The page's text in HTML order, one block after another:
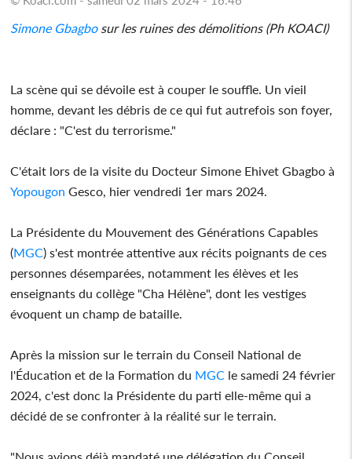
Simone Gbagbosur les ruines des démolitions (Ph KOACI)
La scène qui se dévoile est à couper le souffle. Un vieil
homme, devant les débris de ce qui fut autrefois son foyer,
déclare : "C'est du terrorisme."
C'était lors de la visite du Docteur Simone Ehivet Gbagbo à
Yopougon Gesco, hier vendredi 1er mars 2024.
La Présidente du Mouvement des Générations Capables
(MGC) s'est montrée attentive aux récits poignants de ces
personnes désemparées, notamment les élèves et les
enseignants du collège "Cha Hélène", dont les vestiges
évoquent un champ de bataille.
Après la mission sur le terrain du Conseil National de
l'Éducation et de la Formation du MGC le samedi 24 février
2024, c'est donc la Présidente du parti elle-même qui a
décidé de se confronter à la réalité sur le terrain.